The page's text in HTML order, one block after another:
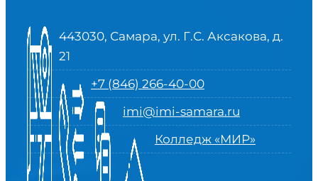
443030, Самара, ул. Г.С. Аксакова, д.
21
+7 (846) 266-40-00
imi@imi-samara.ru
Колледж «МИР»